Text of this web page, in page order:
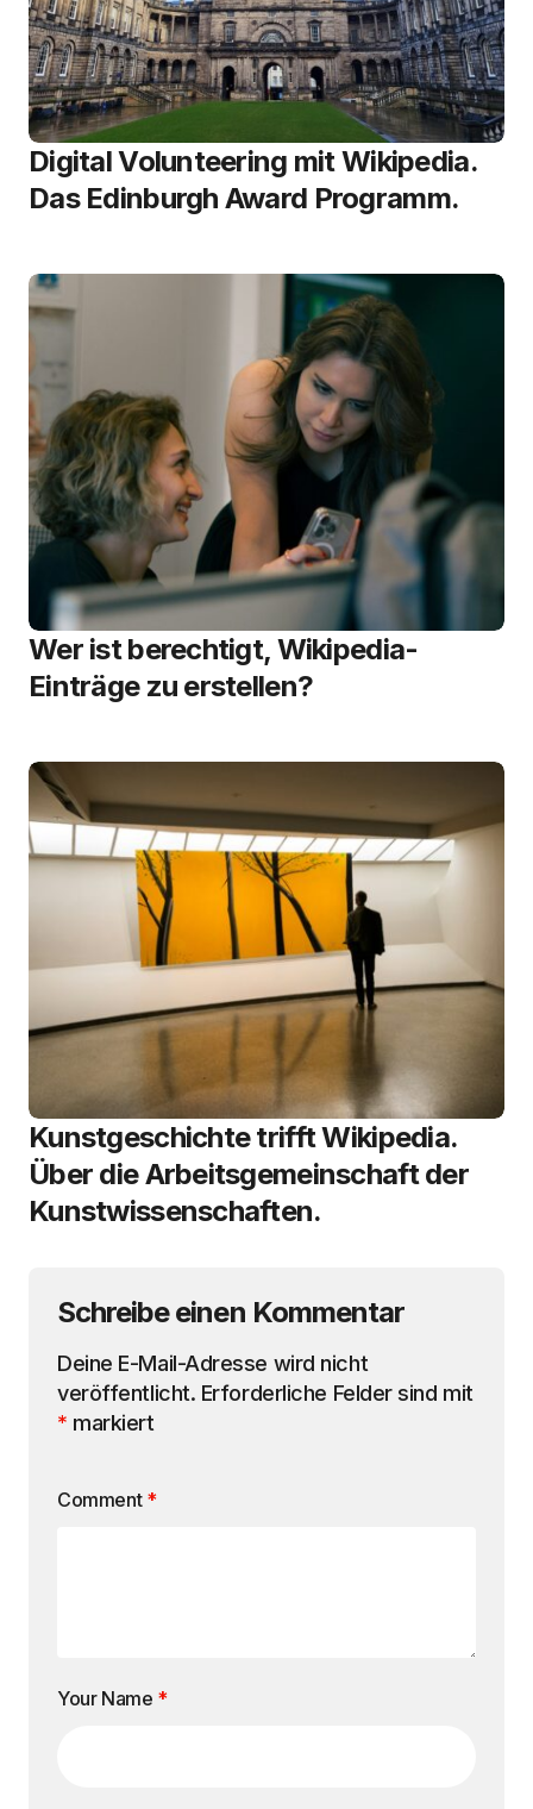
Digital Volunteering mit Wikipedia.
Das Edinburgh Award Programm.
Wer ist berechtigt, Wikipedia-
Einträge zu erstellen?
Kunstgeschichte trifft Wikipedia.
Über die Arbeitsgemeinschaft der
Kunstwissenschaften.
Schreibe einen Kommentar
Deine E-Mail-Adresse wird nicht
veröffentlicht. Erforderliche Felder sind mit
* markiert
Comment *
Your Name *